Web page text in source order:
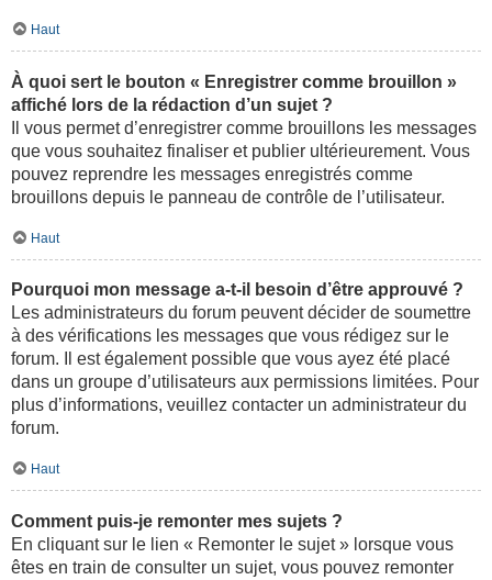
Haut
À quoi sert le bouton « Enregistrer comme brouillon »
affiché lors de la rédaction d’un sujet ?
Il vous permet d’enregistrer comme brouillons les messages
que vous souhaitez finaliser et publier ultérieurement. Vous
pouvez reprendre les messages enregistrés comme
brouillons depuis le panneau de contrôle de l’utilisateur.
Haut
Pourquoi mon message a-t-il besoin d’être approuvé ?
Les administrateurs du forum peuvent décider de soumettre
à des vérifications les messages que vous rédigez sur le
forum. Il est également possible que vous ayez été placé
dans un groupe d’utilisateurs aux permissions limitées. Pour
plus d’informations, veuillez contacter un administrateur du
forum.
Haut
Comment puis-je remonter mes sujets ?
En cliquant sur le lien « Remonter le sujet » lorsque vous
êtes en train de consulter un sujet, vous pouvez remonter